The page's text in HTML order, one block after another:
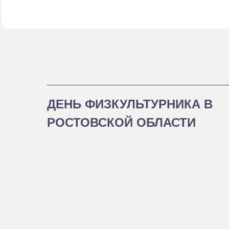
ДЕНЬ ФИЗКУЛЬТУРНИКА В
РОСТОВСКОЙ ОБЛАСТИ